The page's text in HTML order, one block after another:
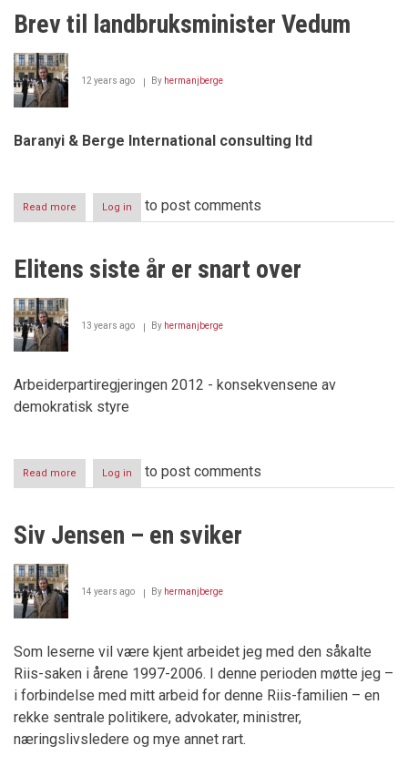
Brev til landbruksminister Vedum
12 years ago By hermanjberge
Baranyi & Berge International consulting ltd
Read more about
Brev
Vedum
Log in to post comments
Elitens siste år er snart over
13 years ago By hermanjberge
Arbeiderpartiregjeringen 2012 - konsekvensene av
demokratisk styre
Read more
Elitens
er
Log in to post comments
Siv Jensen – en sviker
14 years ago By hermanjberge
Som leserne vil være kjent arbeidet jeg med den såkalte
Riis-saken i årene 1997-2006. I denne perioden møtte jeg –
i forbindelse med mitt arbeid for denne Riis-familien – en
rekke sentrale politikere, advokater, ministrer,
næringslivsledere og mye annet rart.